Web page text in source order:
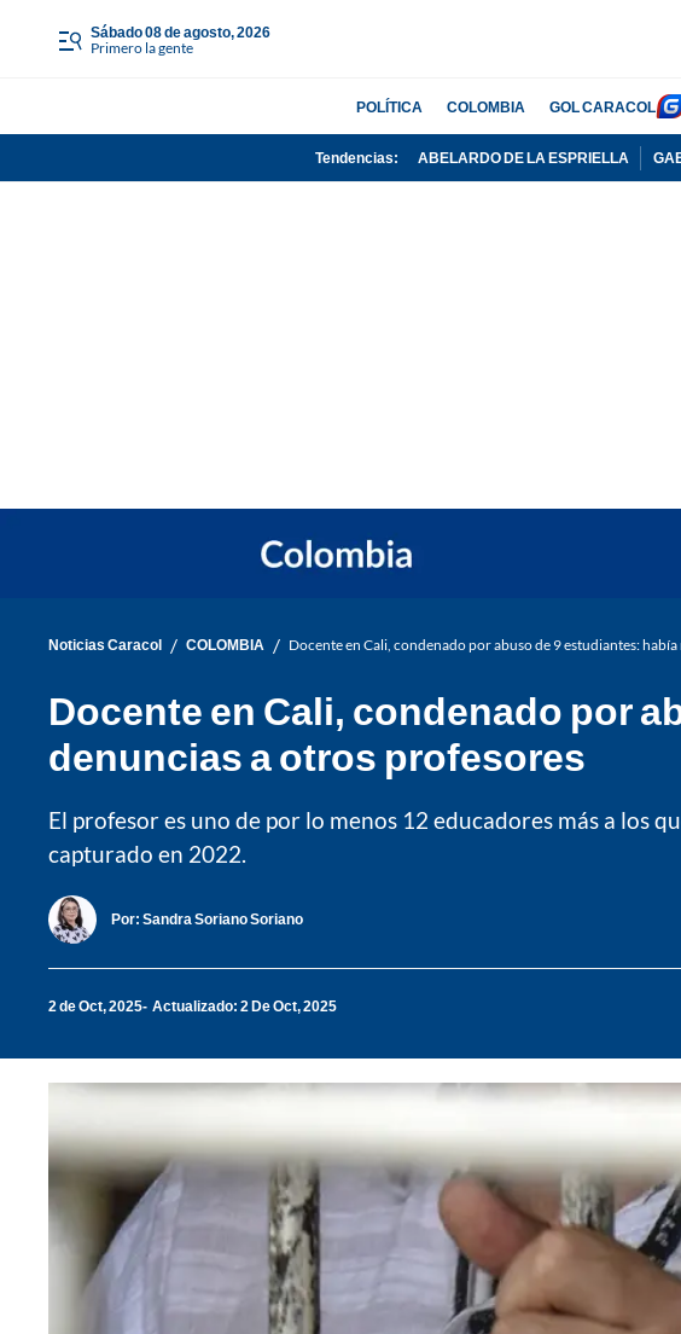
sábado 08 de agosto, 2026
Primero la gente
POLÍTICA COLOMBIA GOL CARACOL
Tendencias: ABELARDO DE LA ESPRIELLA
Noticias Caracol / COLOMBIA / Docente en Cali, condenado por abuso de 9 estudiantes:
Docente en Cali, condenado por
denuncias a otros profesores
El profesor es uno de por lo menos 12 educadores más a los
capturado en 2022.
Por: Sandra Soriano Soriano
2 de Oct, 2025 Actualizado: 2 De Oct, 2025